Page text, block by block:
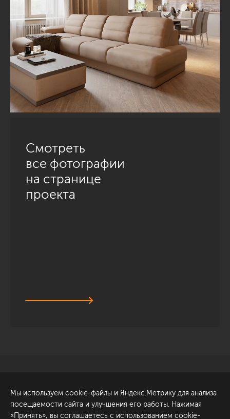
Смотреть
все фотографии
на странице
проекта
Обсудить проект
ул. Академика Павлова, 6
к1
Мы используем cookie-файлы и Яндекс.Метрику для анализа
посещаемости сайта и улучшения его работы. Нажимая
«Принять», вы соглашаетесь с использованием cookie-